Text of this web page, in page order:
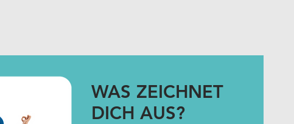
WAS ZEICHNET
DICH AUS?